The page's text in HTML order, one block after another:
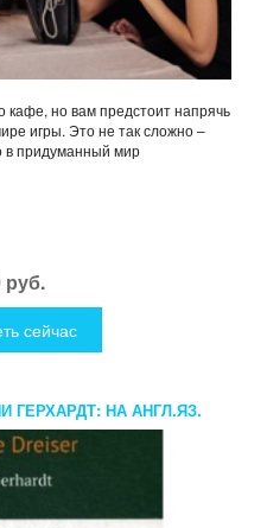
кафе, но вам предстоит напрячь
игры. Это не так сложно –
в придуманный мир
руб.
сейчас
ГЕРХАРДТ: НА АНГЛ.ЯЗ.